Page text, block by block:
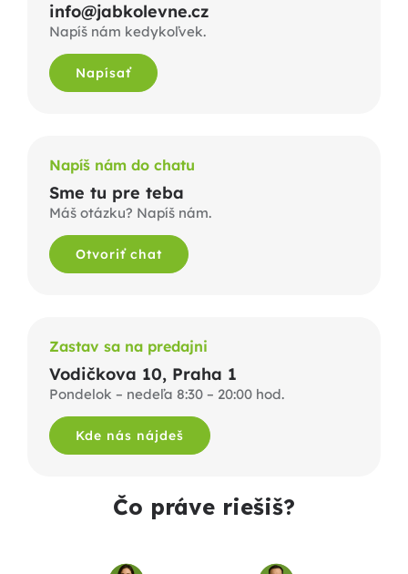
info@jabkolevne.cz
Napíš nám kedykoľvek.
Napísať
Napíš nám do chatu
Sme tu pre teba
Máš otázku? Napíš nám.
Otvoriť chat
Zastav sa na predajni
Vodičkova 10, Praha 1
Pondelok – nedeľa 8:30 – 20:00 hod.
Kde nás nájdeš
Čo práve riešiš?